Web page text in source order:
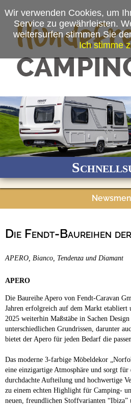
(c) Fendt-Caravan GmbH
Stadtnah
Ganzjährig geöffnet
Camping &
Die Fendt-Baureihen
APERO, Bianco, Tendenza und Diamant
APERO
Die Baureihe Apero von Fendt-Caravan
Jahren erfolgreich auf dem Markt etabliert
2025 weiterhin Maßstäbe in Sachen
unterschiedlichen Grundrissen, darunter
bietet der Apero für jeden Bedarf die
Das moderne 3-farbige Möbeldekor
eine einzigartige Atmosphäre und sorgt
durchdachte Aufteilung und hochwertige
zu einem echten Highlight für Camping-
neuen, freundlichen Stoffvarianten “Ibiza”
Wir verwenden Cookies, um
Service zu gewährleisten.
weitersurfen stimmen Sie
Ich stimme